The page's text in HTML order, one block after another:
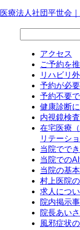
医療法人社団平世会｜
アクセス
ご予約を
リハビリ
予約が必
予約不要
健康診断
内視鏡検
在宅医療
リテーショ
当院でで
当院での
当院の基
村上医院
求人につ
院内掲示
院長あい
風邪症状